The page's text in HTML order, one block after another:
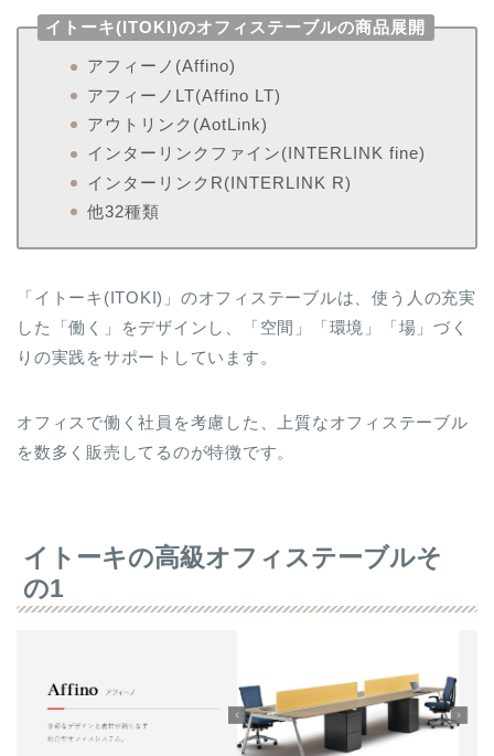
イトーキ(ITOKI)のオフィステーブルの商品展開
アフィーノ(Affino)
アフィーノLT(Affino LT)
アウトリンク(AotLink)
インターリンクファイン(INTERLINK fine)
インターリンクR(INTERLINK R)
他32種類
「イトーキ(ITOKI)」のオフィステーブルは、使う人の充実
した「働く」をデザインし、「空間」「環境」「場」づく
りの実践をサポートしています。
オフィスで働く社員を考慮した、上質なオフィステーブル
を数多く販売してるのが特徴です。
イトーキの高級オフィステーブルそ
の1